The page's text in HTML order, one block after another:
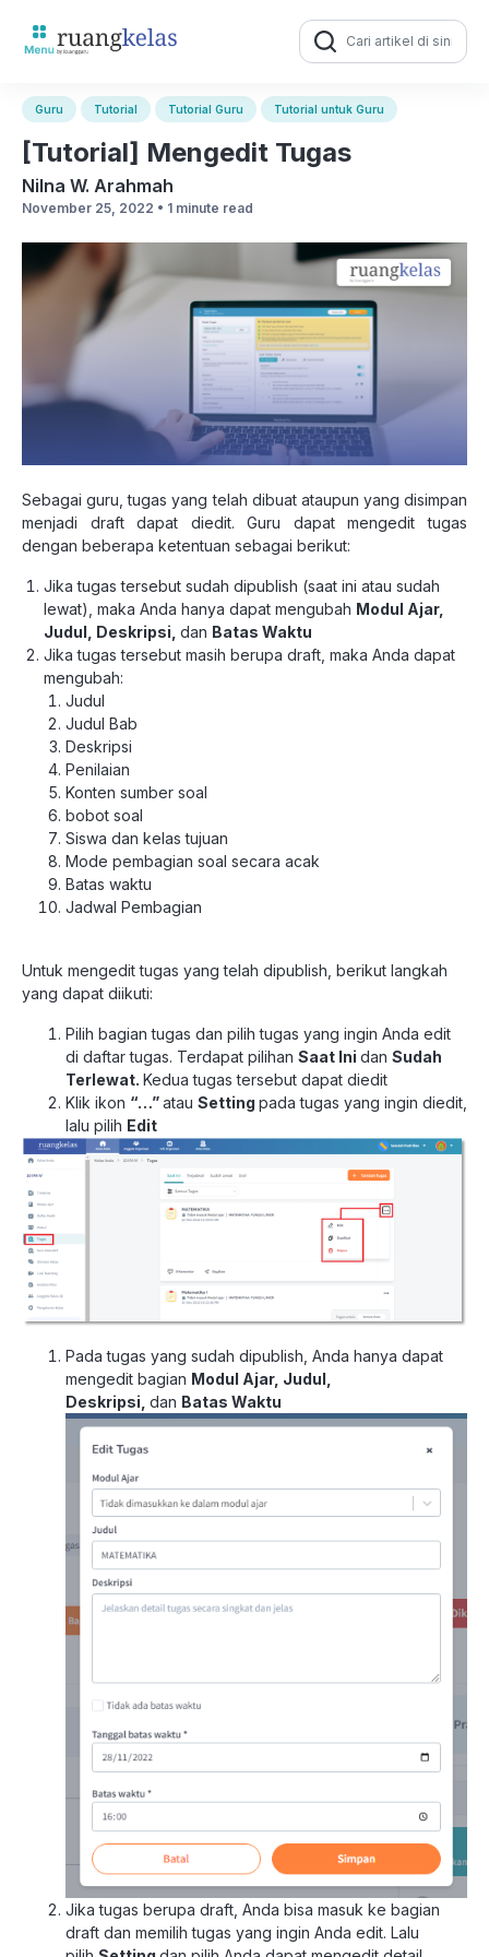
Search
for:
Guru Tutorial Tutorial Guru Tutorial untuk Guru
[Tutorial] Mengedit Tugas
Nilna W. Arahmah
November 25, 2022 • 1 minute read
Sebagai guru, tugas yang telah dibuat ataupun yang disimpan
menjadi draft dapat diedit. Guru dapat mengedit tugas
dengan beberapa ketentuan sebagai berikut:
Jika tugas tersebut sudah dipublish (saat ini atau sudah
lewat), maka Anda hanya dapat mengubah Modul Ajar,
Judul, Deskripsi, dan Batas Waktu
Jika tugas tersebut masih berupa draft, maka Anda dapat
mengubah:
Judul
Judul Bab
Deskripsi
Penilaian
Konten sumber soal
bobot soal
Siswa dan kelas tujuan
Mode pembagian soal secara acak
Batas waktu
Jadwal Pembagian
Untuk mengedit tugas yang telah dipublish, berikut langkah
yang dapat diikuti:
Pilih bagian tugas dan pilih tugas yang ingin Anda edit
di daftar tugas. Terdapat pilihan Saat Ini dan Sudah
Terlewat. Kedua tugas tersebut dapat diedit
Klik ikon “…”atau Setting pada tugas yang ingin diedit,
lalu pilih Edit
Pada tugas yang sudah dipublish, Anda hanya dapat
mengedit bagian Modul Ajar, Judul,
Deskripsi, dan Batas Waktu
Jika tugas berupa draft, Anda bisa masuk ke bagian
draft dan memilih tugas yang ingin Anda edit. Lalu